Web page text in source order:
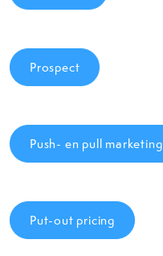
Prospect
Push- en pull marketing
Put-out pricing